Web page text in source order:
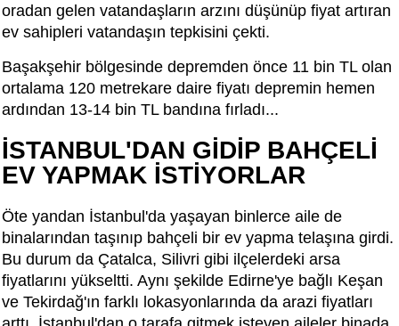
oradan gelen vatandaşların arzını düşünüp fiyat artıran
ev sahipleri vatandaşın tepkisini çekti.
Başakşehir bölgesinde depremden önce 11 bin TL olan
ortalama 120 metrekare daire fiyatı depremin hemen
ardından 13-14 bin TL bandına fırladı...
İSTANBUL'DAN GİDİP BAHÇELİ
EV YAPMAK İSTİYORLAR
Öte yandan İstanbul'da yaşayan binlerce aile de
binalarından taşınıp bahçeli bir ev yapma telaşına girdi.
Bu durum da Çatalca, Silivri gibi ilçelerdeki arsa
fiyatlarını yükseltti. Aynı şekilde Edirne'ye bağlı Keşan
ve Tekirdağ'ın farklı lokasyonlarında da arazi fiyatları